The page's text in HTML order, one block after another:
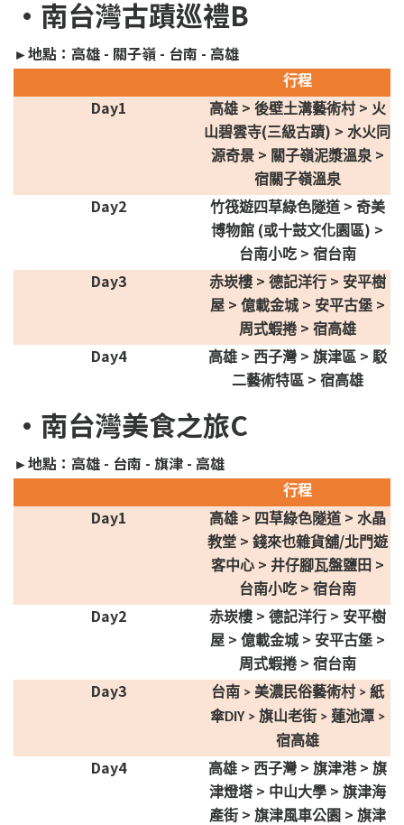
•南台灣古蹟巡禮B
►地點：高雄 - 關子嶺 - 台南 - 高雄
行程
Day1 高雄> 後壁土溝藝術村> 火
山碧雲寺(三級古蹟) > 水火同
源奇景> 關子嶺泥漿溫泉 >
宿關子嶺溫泉
Day2 竹筏遊四草綠色隧道> 奇美
博物館 (或十鼓文化園區) >
台南小吃> 宿台南
Day3 赤崁樓> 德記洋行> 安平樹
屋> 億載金城> 安平古堡>
周式蝦捲> 宿高雄
Day4 高雄> 西子灣> 旗津區 > 駁
二藝術特區 > 宿高雄
•南台灣美食之旅C
►地點：高雄 - 台南 - 旗津 - 高雄
行程
Day1 高雄> 四草綠色隧道> 水晶
教堂> 錢來也雜貨舖/北門遊
客中心> 井仔腳瓦盤鹽田>
台南小吃> 宿台南
Day2 赤崁樓> 德記洋行> 安平樹
屋> 億載金城> 安平古堡>
周式蝦捲> 宿台南
Day3 台南 > 美濃民俗藝術村> 紙
傘DIY > 旗山老街> 蓮池潭>
宿高雄
Day4 高雄> 西子灣> 旗津港> 旗
津燈塔> 中山大學> 旗津海
產街> 旗津風車公園> 旗津